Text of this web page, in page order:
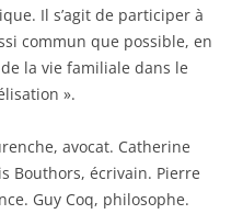
Il s’agit de participer à
commun que possible, en
la vie familiale dans le
».
avocat. Catherine
Bouthors, écrivain. Pierre
Guy Coq, philosophe.